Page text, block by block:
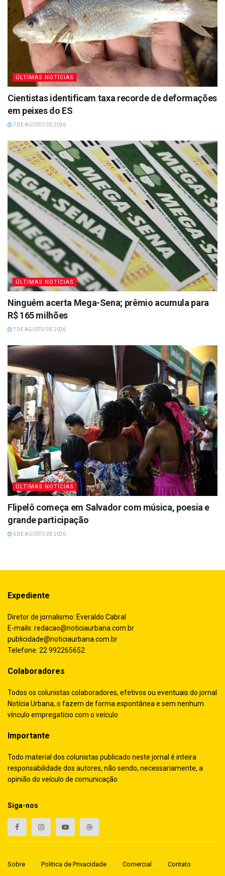
ÚLTIMAS NOTÍCIAS
Cientistas identificam taxa recorde de deformações
em peixes do ES
7 DE AGOSTO DE 2026
ÚLTIMAS NOTÍCIAS
Ninguém acerta Mega-Sena; prêmio acumula para
R$ 165 milhões
7 DE AGOSTO DE 2026
ÚLTIMAS NOTÍCIAS
Flipelô começa em Salvador com música, poesia e
grande participação
6 DE AGOSTO DE 2026
Expediente
Diretor de jornalismo: Everaldo Cabral
E-mails: redacao@noticiaurbana.com.br
publicidade@noticiaurbana.com.br
Telefone: 22 992265652
Colaboradores
Todos os colunistas colaboradores, efetivos ou eventuais do jornal
Notícia Urbana, o fazem de forma espontânea e sem nenhum
vínculo empregatício com o veículo
Importante
Todo material dos colunistas publicado neste jornal é inteira
responsabilidade dos autores, não sendo, necessariamente, a
opinião do veículo de comunicação
Siga-nos
Sobre Politica de Privacidade Comercial Contato